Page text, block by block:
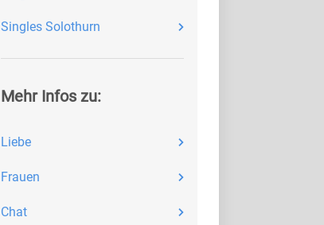
Singles Solothurn
Mehr Infos zu:
Liebe
Frauen
Chat